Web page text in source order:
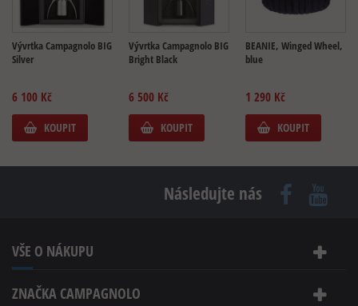
Vývrtka Campagnolo BIG
Silver
6 100 Kč
KOUPIT
Vývrtka Campagnolo BIG
Bright Black
6 500 Kč
KOUPIT
BEANIE, Winged Wheel,
blue
1 290 Kč
KOUPIT
Následujte nás
VŠE O NÁKUPU
ZNAČKA CAMPAGNOLO